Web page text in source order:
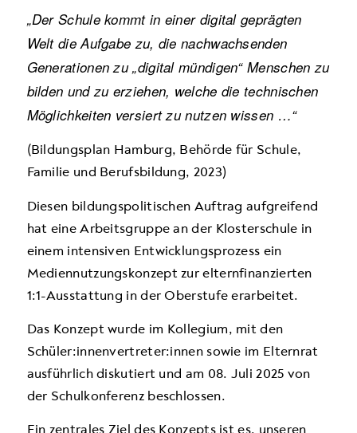
„Der Schule kommt in einer digital geprägten
Welt die Aufgabe zu, die nachwachsenden
Generationen zu „digital mündigen“ Menschen zu
bilden und zu erziehen, welche die technischen
Möglichkeiten versiert zu nutzen wissen …“
(Bildungsplan Hamburg, Behörde für Schule,
Familie und Berufsbildung, 2023)
Diesen bildungspolitischen Auftrag aufgreifend
hat eine Arbeitsgruppe an der Klosterschule in
einem intensiven Entwicklungsprozess ein
Mediennutzungskonzept zur elternfinanzierten
1:1-Ausstattung in der Oberstufe erarbeitet.
Das Konzept wurde im Kollegium, mit den
Schüler:innenvertreter:innen sowie im Elternrat
ausführlich diskutiert und am 08. Juli 2025 von
der Schulkonferenz beschlossen.